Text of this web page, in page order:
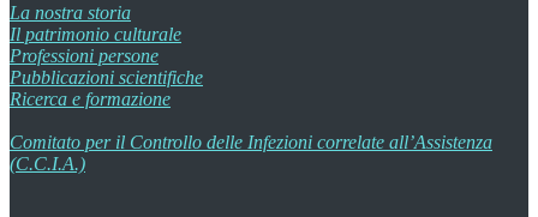
La nostra storia
Il patrimonio culturale
Professioni persone
Pubblicazioni scientifiche
Ricerca e formazione
Comitato per il Controllo delle Infezioni correlate all’Assistenza
(C.C.I.A.)